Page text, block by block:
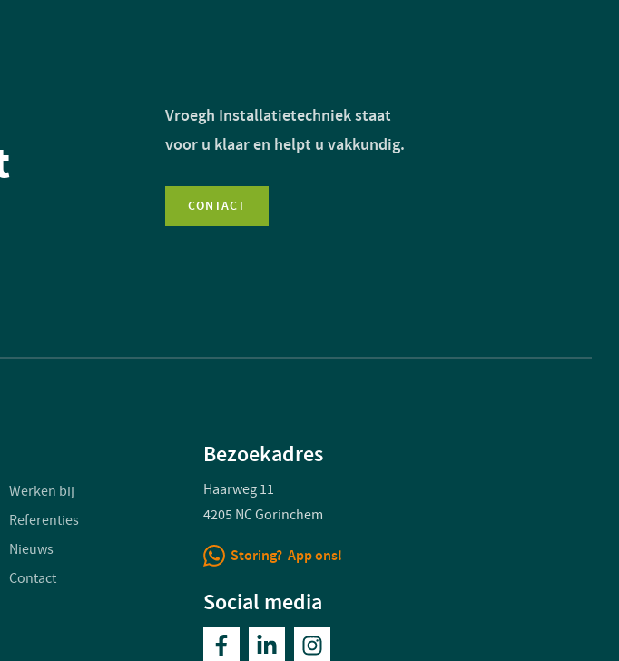
Vroegh Installatietechniek staat
voor u klaar en helpt u vakkundig.
CONTACT
Werken bij
Referenties
Nieuws
Contact
Bezoekadres
Haarweg 11
4205 NC Gorinchem
Storing? App ons!
Social media